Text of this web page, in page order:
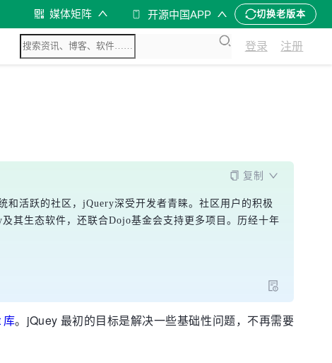
媒体矩阵 开源中国APP 切换老版本
登录 注册
复制
和活跃的社区，jQuery深受开发者青睐。社区用户的积极
其生态软件，还联合Dojo基金会支持更多项目。历经十年
库。jQuey 最初的目标是解决一些基础性问题，不再需要